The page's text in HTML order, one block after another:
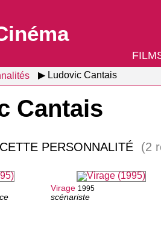
Ludovic Cantais
Cantais
PERSONNALITÉ (2
Virage 1995
scénariste